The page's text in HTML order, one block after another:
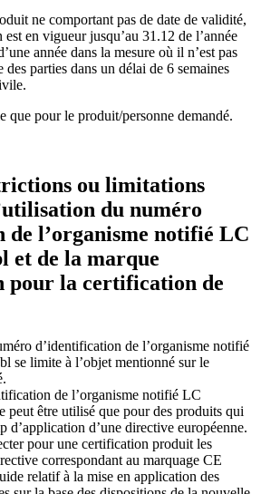
ne comportant pas de date de validité,
en vigueur jusqu’au 31.12 de l’année
année dans la mesure où il n’est pas
des parties dans un délai de 6 semaines
que pour le produit/personne demandé.
ou limitations
du numéro
de l’organisme notifié LC
et de la marque
pour la certification de
d’identification de l’organisme notifié
se limite à l’objet mentionné sur le
de l’organisme notifié LC
peut être utilisé que pour des produits qui
d’application d’une directive européenne.
pour une certification produit les
correspondant au marquage CE
relatif à la mise en application des